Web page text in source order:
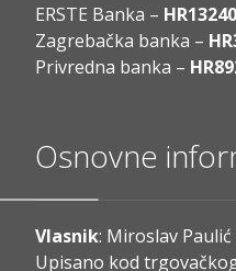
ERSTE Banka –
Zagrebačka banka –
Privredna banka –
Osnovne
Vlasnik: Miroslav Paulić
Upisano kod